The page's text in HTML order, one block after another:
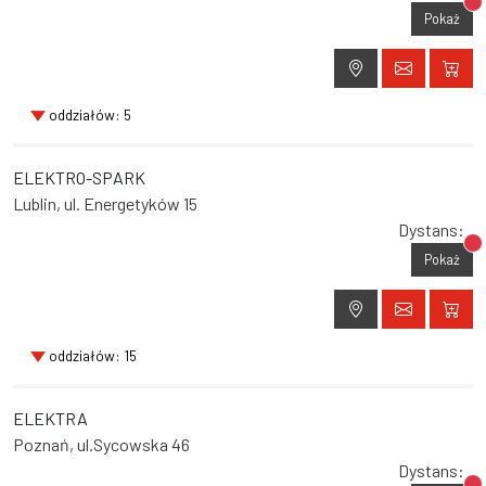
Pokaż
oddziałów: 5
ELEKTRO-SPARK
Lublin, ul. Energetyków 15
Dystans:
Pokaż
oddziałów: 15
ELEKTRA
Poznań, ul.Sycowska 46
Dystans: